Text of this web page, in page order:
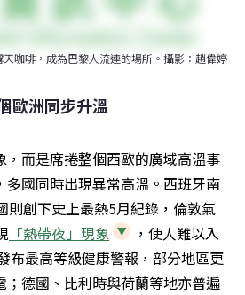
咖啡，成為巴黎人流連的場所。攝影：趙偉婷
歐洲同步升溫
，而是席捲整個西歐的廣域高溫事
多國同時出現異常高溫。西班牙南
則創下史上最熱5月紀錄，倫敦氣
「熱帶夜」現象
，使人難以入
布最高等級健康警報，部分地區更
；德國、比利時與荷蘭等地亦普遍